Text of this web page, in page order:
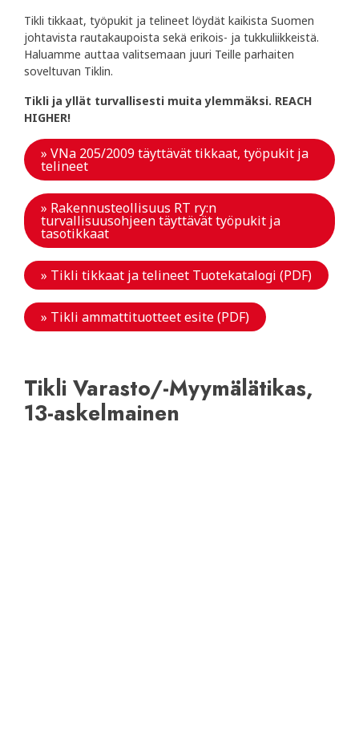
Tikli tikkaat, työpukit ja telineet löydät kaikista Suomen
johtavista rautakaupoista sekä erikois- ja tukkuliikkeistä.
Haluamme auttaa valitsemaan juuri Teille parhaiten
soveltuvan Tiklin.
Tikli ja yllät turvallisesti muita ylemmäksi. REACH
HIGHER!
» VNa 205/2009 täyttävät tikkaat, työpukit ja
telineet
» Rakennusteollisuus RT ry:n
turvallisuusohjeen täyttävät työpukit ja
tasotikkaat
» Tikli tikkaat ja telineet Tuotekatalogi (PDF)
» Tikli ammattituotteet esite (PDF)
Tikli Varasto/-Myymälätikas,
13-askelmainen